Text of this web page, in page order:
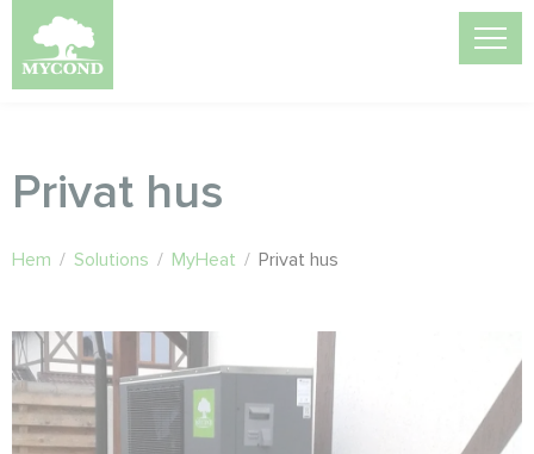
Privat hus
Hem / Solutions / MyHeat / Privat hus